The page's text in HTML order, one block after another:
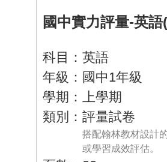
國中實力評量-英語
科目：英語
年級：國中1年級
學期：上學期
類別：評量試卷
搭配翰林教材設計
或學習成效評估。